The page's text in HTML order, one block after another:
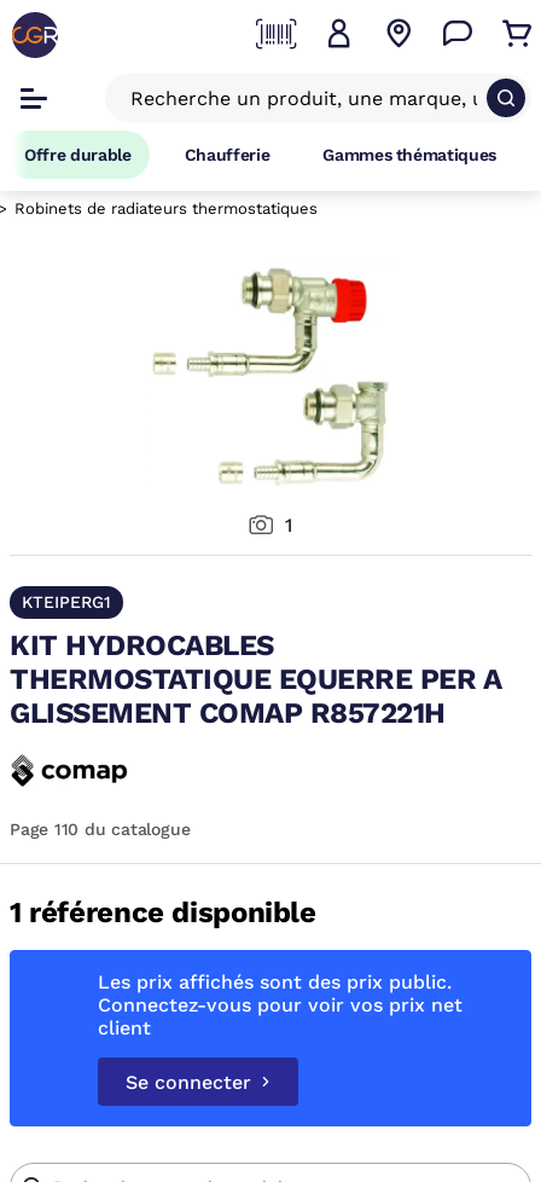
Offre durable Chaufferie Gammes thématiques
Robinets de radiateurs thermostatiques
1
KTEIPERG1
KIT HYDROCABLES
THERMOSTATIQUE EQUERRE PER A
GLISSEMENT COMAP R857221H
Page 110 du catalogue
1 référence disponible
Les prix affichés sont des prix public.
Connectez-vous pour voir vos prix net
client
Se connecter